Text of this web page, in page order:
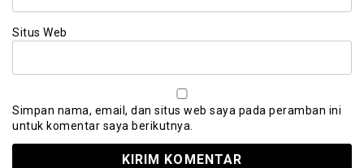
Situs Web
Simpan nama, email, dan situs web saya pada peramban ini
untuk komentar saya berikutnya.